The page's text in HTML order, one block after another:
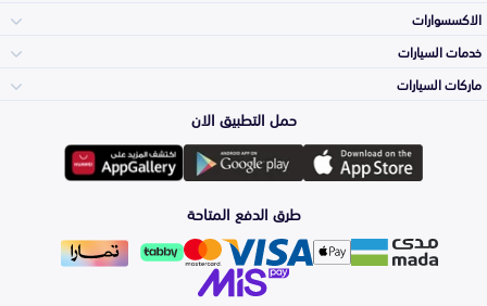
المكائن، القيرات
وملحقاتها
الشمعات
والاصطبات (الاضاءة)
الاكسسوارات
لوازم الرحلات
اكسسوارات العناية
خدمات السيارات
الأكثر مبيعاً
التلميع والعناية
ماركات السيارات
تويوتا
هيونداي
حمل التطبيق الان
طرق الدفع المتاحة